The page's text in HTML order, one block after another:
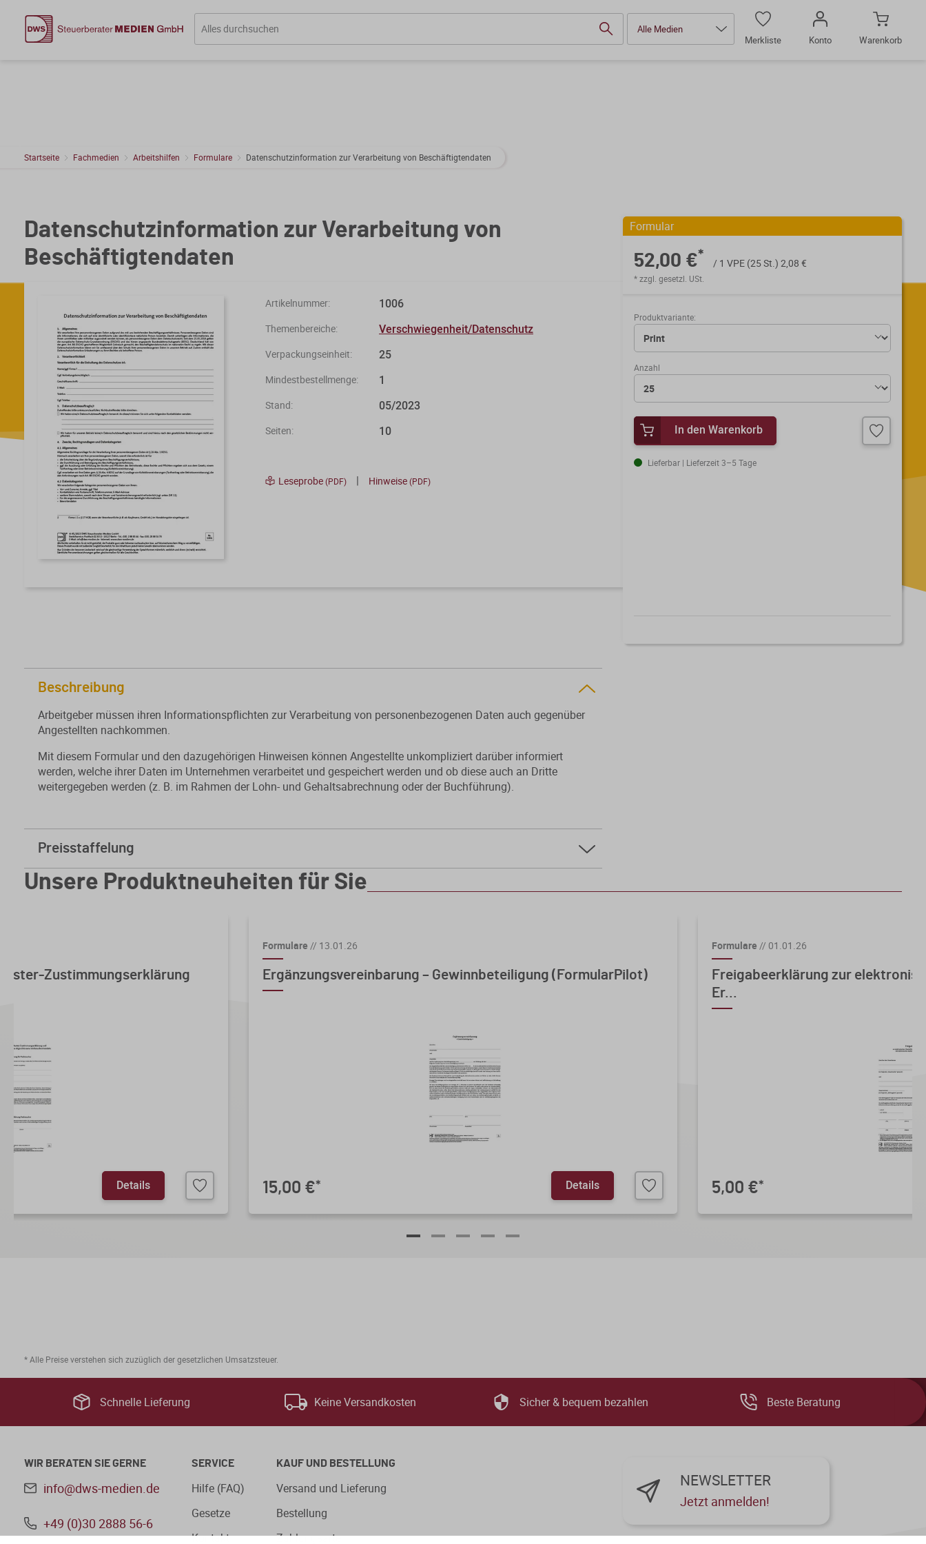
Alle Medien
Merkliste
Konto Warenkorb
Startseite Fachmedien Arbeitshilfen Formulare Datenschutzinformation zur Verarbeitung von Beschäftigtendaten
Datenschutzinformation zur Verarbeitung von
Beschäftigtendaten
Artikelnummer: 1006
Themenbereiche: Verschwiegenheit/Datenschutz
Verpackungseinheit: 25
Mindestbestellmenge: 1
Stand: 05/2023
Seiten: 10
Leseprobe(PDF) | Hinweise(PDF)
Formular
52,00 €*
/ 1 VPE (25 St.) 2,08 €
* zzgl. gesetzl. USt.
Produktvariante:
Anzahl
In den Warenkorb
Lieferbar | Lieferzeit 3–5 Tage
Beschreibung
Arbeitgeber müssen ihren Informationspflichten zur Verarbeitung von personenbezogenen Daten auch gegenüber
Angestellten nachkommen.
Mit diesem Formular und den dazugehörigen Hinweisen können Angestellte unkompliziert darüber informiert
werden, welche ihrer Daten im Unternehmen verarbeitet und gespeichert werden und ob diese auch an Dritte
weitergegeben werden (z. B. im Rahmen der Lohn- und Gehaltsabrechnung oder der Buchführung).
Preisstaffelung
ab50 Stk.1,62 € * sparen Sie 22%
ab100 Stk.1,31 € * sparen Sie 37%
Unsere Produktneuheiten für Sie
Zustimmungserklärung
Details
Formulare // 13.01.26
Ergänzungsvereinbarung – Gewinnbeteiligung (FormularPilot)
15,00 €* Details
Formulare // 01.01.26
Freigabeerklärung zur
Er...
5,00 €*
* Alle Preise verstehen sich zuzüglich der gesetzlichen Umsatzsteuer.
Schnelle Lieferung Keine Versandkosten Sicher & bequem bezahlen Beste Beratung
WIR BERATEN SIE GERNE
info@dws-medien.de
+49 (0)30 2888 56-6
SERVICE
Hilfe (FAQ)
Gesetze
Kontakt
KAUF UND BESTELLUNG
Versand und Lieferung
Bestellung
Zahlungsarten
NEWSLETTER
Jetzt anmelden!